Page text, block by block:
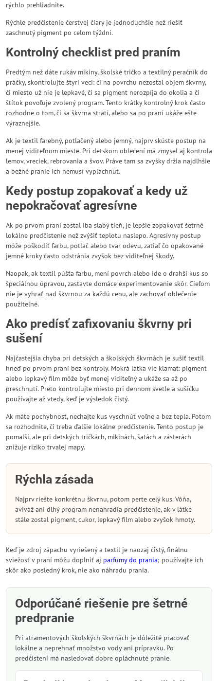
rýchlo prehliadnite.
Rýchle predčistenie čerstvej čiary je jednoduchšie než riešiť
zaschnutý pigment po celom týždni.
Kontrolný checklist pred praním
Predtým než dáte rukáv mikiny, školské tričko a textilný peračník do
práčky, skontrolujte štyri veci: či na povrchu nezostal objem škvrny,
či miesto už nie je lepkavé, či sa pigment nerozpíja do okolia a či
štítok povoľuje zvolený program. Tento krátky kontrolný krok často
rozhodne o tom, či sa škvrna stratí, alebo sa po praní ukáže ešte
výraznejšie.
Ak je textil farebný, potlačený alebo jemný, najprv skúste postup na
menej viditeľnom mieste. Pri detskom oblečení má zmysel aj kontrola
lemov, vreciek, rebrovania a švov. Práve tam sa zvyšky držia najdlhšie
a bežné pranie ich nemusí vypláchnuť.
Kedy postup zopakovať a kedy už
nepokračovať agresívne
Ak po prvom praní zostal iba slabý tieň, je lepšie zopakovať šetrné
lokálne predčistenie než zvýšiť teplotu naslepo. Agresívny postup
môže poškodiť farbu, potlač alebo tvar odevu, zatiaľ čo opakované
jemné kroky často odstránia zvyšok bez viditeľnej škody.
Naopak, ak textil púšťa farbu, mení povrch alebo ide o drahší kus so
špeciálnou úpravou, zastavte domáce experimentovanie skôr. Cieľom
nie je vyhrať nad škvrnou za každú cenu, ale zachovať oblečenie
použiteľné.
Ako predísť zafixovaniu škvrny pri
sušení
Najčastejšia chyba pri detských a školských škvrnách je sušiť textil
hneď po prvom praní bez kontroly. Mokrá látka vie klamať: pigment
alebo lepkavý film môže byť menej viditeľný a ukáže sa až po
preschnutí. Preto kontrolujte miesto pri dennom svetle a sušičku
používajte až vtedy, keď je výsledok čistý.
Ak máte pochybnosť, nechajte kus vyschnúť voľne a bez tepla. Potom
sa rozhodnite, či treba ďalšie lokálne predčistenie. Tento postup je
pomalší, ale pri detských tričkách, mikinách, šatách a zásterách
znižuje riziko trvalej mapy.
Rýchla zásada
Najprv riešte konkrétnu škvrnu, potom perte celý kus. Vôňa,
aviváž ani dlhý program nenahradia predčistenie, ak v látke
stále zostal pigment, cukor, lepkavý film alebo zvyšok hmoty.
Keď je zdroj zápachu vyriešený a textil je naozaj čistý, finálnu
sviežosť v praní môžu doplniť aj parfumy do prania; používajte ich
skôr ako posledný krok, nie ako náhradu prania.
Odporúčané riešenie pre šetrné
predpranie
Pri atramentových školských škvrnách je dôležité pracovať
lokálne a neprehnať množstvo vody ani prípravku. Po
predčistení má nasledovať dobre opláchnuté pranie.